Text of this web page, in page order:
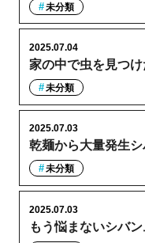
未分類
家の中で虫を見つ
2025.07.04
未分類
乾麺から大量発生
2025.07.03
未分類
もう悩まないシバ
2025.07.03